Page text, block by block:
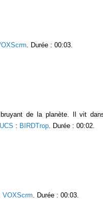
. Durée : 00:03.
de la planète. Il vit
: BIRDTrop. Durée : 00:02.
VOXScrm . Durée : 00:03.